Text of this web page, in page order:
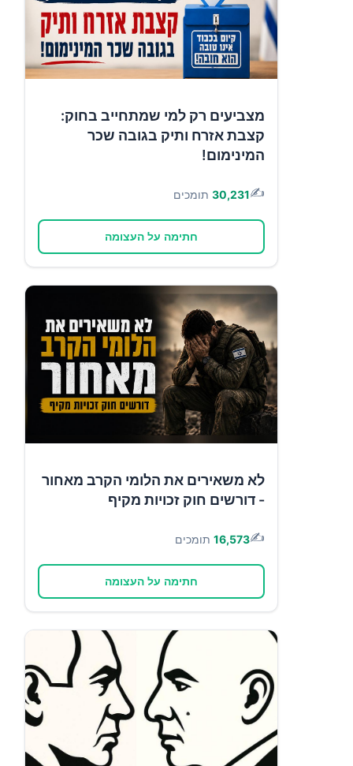
מצביעים רק למי שמתחייב בחוק:
קצבת אזרח ותיק בגובה שכר
המינימום!
✍️
30,231 תומכים
חתימה על העצומה
לא משאירים את הלומי הקרב מאחור
- דורשים חוק זכויות מקיף
✍️
16,573 תומכים
חתימה על העצומה